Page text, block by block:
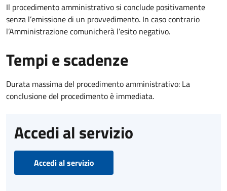
Il procedimento amministrativo si conclude positivamente
senza l’emissione di un provvedimento. In caso contrario
l’Amministrazione comunicherà l’esito negativo.
Tempi e scadenze
Durata massima del procedimento amministrativo: La
conclusione del procedimento è immediata.
Accedi al servizio
Accedi al servizio